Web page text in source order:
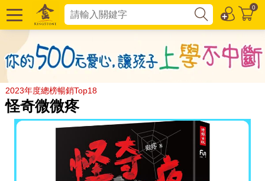
0
2023年度總榜暢銷Top18
怪奇微微疼